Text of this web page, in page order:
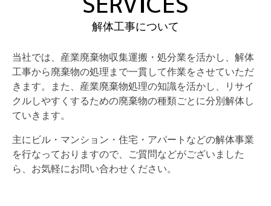
解体工事について
当社では、産業廃棄物収集運搬・処分業を活かし、解体
工事から廃棄物の処理まで一貫して作業をさせていただ
きます。また、産業廃棄物処理の知識を活かし、リサイ
クルしやすくするための廃棄物の種類ごとに分別解体し
ていきます。
主にビル・マンション・住宅・アパートなどの解体事業
を行なっておりますので、ご質問などがございました
ら、お気軽にお問い合わせください。